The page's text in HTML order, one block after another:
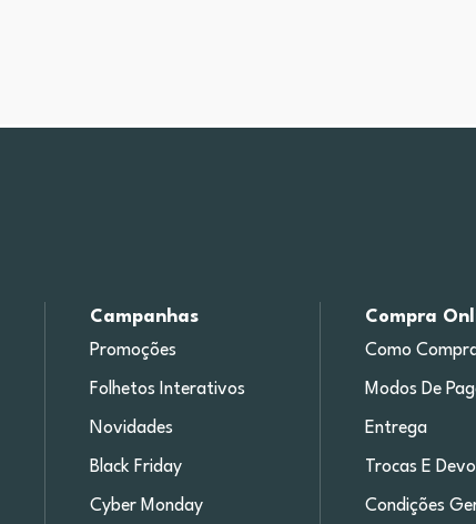
Campanhas
Promoções
Folhetos Interativos
Novidades
Black Friday
Cyber Monday
Compra
Como
Modos De
Entrega
Trocas E
Condições